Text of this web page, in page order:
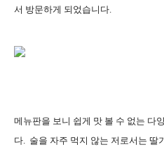
서 방문하게 되었습니다.
메뉴판을 보니 쉽게 맛 볼 수 없는 다
다. 술을 자주 먹지 않는 저로서는 딸